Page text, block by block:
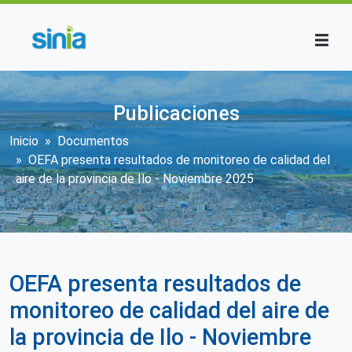
Publicaciones
Sobrescribir enlaces de ayuda a la
Inicio
Documentos
OEFA presenta resultados de monitoreo de calidad del
aire de la provincia de Ilo - Noviembre 2025
OEFA presenta resultados de
monitoreo de calidad del aire de
la provincia de Ilo - Noviembre